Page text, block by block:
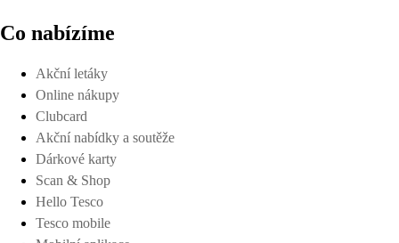
Co nabízíme
Akční letáky
Online nákupy
Clubcard
Akční nabídky a soutěže
Dárkové karty
Scan & Shop
Hello Tesco
Tesco mobile